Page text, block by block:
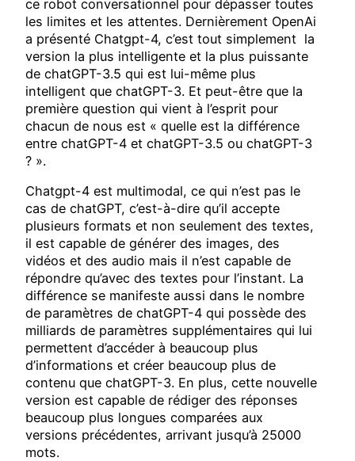
ce robot conversationnel pour dépasser toutes
les limites et les attentes. Dernièrement OpenAi
a présenté Chatgpt-4, c’est tout simplement la
version la plus intelligente et la plus puissante
de chatGPT-3.5 qui est lui-même plus
intelligent que chatGPT-3. Et peut-être que la
première question qui vient à l’esprit pour
chacun de nous est « quelle est la différence
entre chatGPT-4 et chatGPT-3.5 ou chatGPT-3
? ».
Chatgpt-4 est multimodal, ce qui n’est pas le
cas de chatGPT, c’est-à-dire qu’il accepte
plusieurs formats et non seulement des textes,
il est capable de générer des images, des
vidéos et des audio mais il n’est capable de
répondre qu’avec des textes pour l’instant. La
différence se manifeste aussi dans le nombre
de paramètres de chatGPT-4 qui possède des
milliards de paramètres supplémentaires qui lui
permettent d’accéder à beaucoup plus
d’informations et créer beaucoup plus de
contenu que chatGPT-3. En plus, cette nouvelle
version est capable de rédiger des réponses
beaucoup plus longues comparées aux
versions précédentes, arrivant jusqu’à 25000
mots.